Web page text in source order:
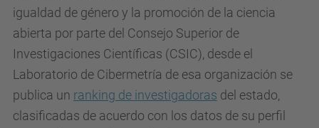
igualdad de género y la promoción de la ciencia
abierta por parte del Consejo Superior de
Investigaciones Científicas (CSIC), desde el
Laboratorio de Cibermetría de esa organización se
publica un ranking de investigadoras del estado,
clasificadas de acuerdo con los datos de su perfil